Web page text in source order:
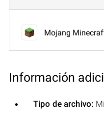
Mojang
Información
Tipo de archivo: